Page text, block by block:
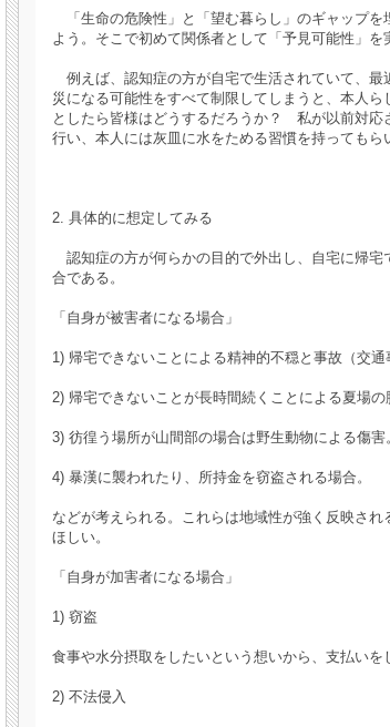
「生命の危険性」と「望む暮らし」のギャップを
よう。そこで初めて関係者として「予見可能性」を
例えば、認知症の方が自宅で生活されていて、最
災になる可能性をすべて制限してしまうと、本人
としたら皆様はどうするだろうか？ 私が以前対応
行い、本人には灰皿に水をためる習慣を持ってもら
2. 具体的に想定してみる
認知症の方が何らかの目的で外出し、自宅に帰宅
合である。
「自身が被害者になる場合」
1) 帰宅できないことによる精神的不穏と事故（交
2) 帰宅できないことが長時間続くことによる夏場の
3) 彷徨う場所が山間部の場合は野生動物による傷害
4) 暴漢に襲われたり、所持金を窃盗される場合。
などが考えられる。これらは地域性が強く反映さ
ほしい。
「自身が加害者になる場合」
1) 窃盗
食事や水分摂取をしたいという想いから、支払い
2) 不法侵入